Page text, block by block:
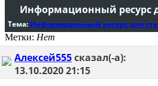
Информационный ресурс
Тема: Информационный ресурс для
Метки: Нет
Алексей555сказал(-а):
13.10.202021:15